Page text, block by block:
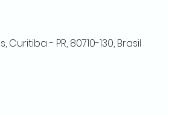
- PR, 80710-130, Brasil